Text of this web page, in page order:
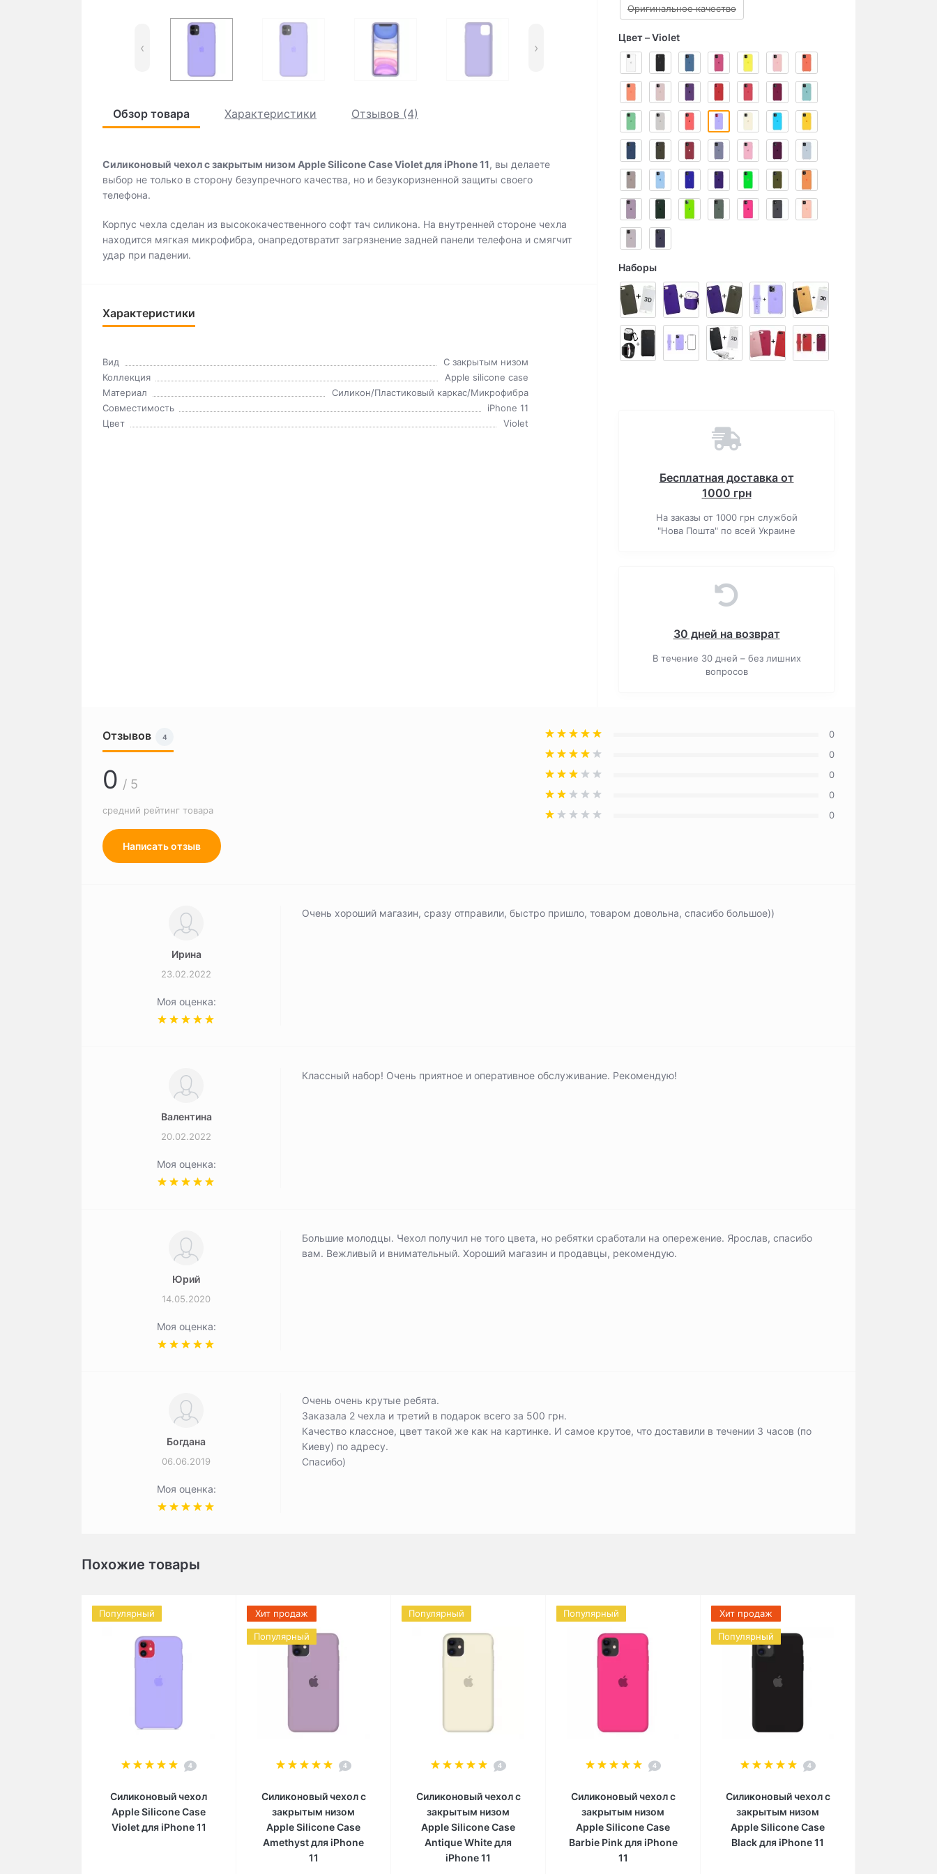
‹ ›
Обзор товара Характеристики Отзывов (4)
Силиконовый чехол c закрытым низом Apple Silicone Case Violet для iPhone 11, вы делаете
выбор не только в сторону безупречного качества, но и безукоризненной защиты своего
телефона.
Корпус чехла сделан из высококачественного софт тач силикона. На внутренней стороне чехла
находится мягкая микрофибра, онапредотвратит загрязнение задней панели телефона и смягчит
удар при падении.
Характеристики
Вид
C закрытым низом
Коллекция
Apple silicone case
Материал
Силикон/Пластиковый каркас/Микрофибра
Совместимость
iPhone 11
Цвет
Violet
Оригинальное качество
Цвет Violet
Наборы
Бесплатная доставка от
1000 грн
На заказы от 1000 грн службой
"Нова Пошта" по всей Украине
30 дней на возврат
В течение 30 дней – без лишних
вопросов
Отзывов 4
0 / 5
средний рейтинг товара
Написать отзыв
0
0
0
0
0
Ирина
23.02.2022
Моя оценка:
Очень хороший магазин, сразу отправили, быстро пришло, товаром довольна, спасибо большое))
Валентина
20.02.2022
Моя оценка:
Классный набор! Очень приятное и оперативное обслуживание. Рекомендую!
Юрий
14.05.2020
Моя оценка:
Большие молодцы. Чехол получил не того цвета, но ребятки сработали на опережение. Ярослав, спасибо
вам. Вежливый и внимательный. Хороший магазин и продавцы, рекомендую.
Богдана
06.06.2019
Моя оценка:
Очень очень крутые ребята.
Заказала 2 чехла и третий в подарок всего за 500 грн.
Качество классное, цвет такой же как на картинке. И самое крутое, что доставили в течении 3 часов (по
Киеву) по адресу.
Спасибо)
Похожие товары
Популярный
4
Силиконовый чехол
Apple Silicone Case
Violet для iPhone 11
Хит продаж
Популярный
4
Силиконовый чехол c
закрытым низом
Apple Silicone Case
Amethyst для iPhone
11
Популярный
4
Силиконовый чехол c
закрытым низом
Apple Silicone Case
Antique White для
iPhone 11
Популярный
4
Силиконовый чехол c
закрытым низом
Apple Silicone Case
Barbie Pink для iPhone
11
Хит продаж
Популярный
4
Силиконовый чехол c
закрытым низом
Apple Silicone Case
Black для iPhone 11